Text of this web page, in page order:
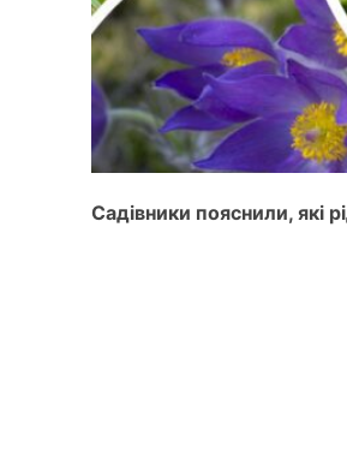
Садівники пояснили, які